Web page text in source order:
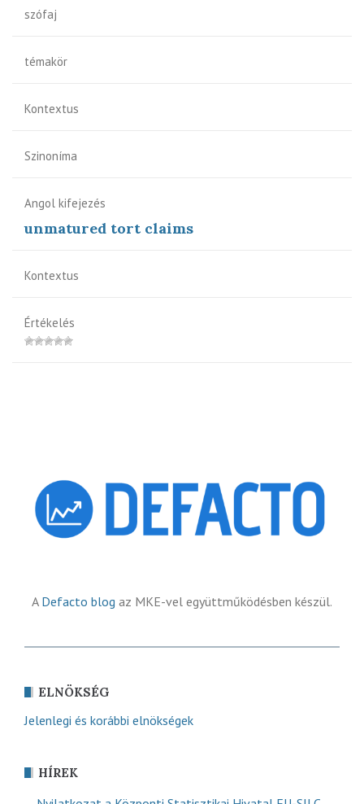
szófaj
témakör
Kontextus
Szinoníma
Angol kifejezés
unmatured tort claims
Kontextus
Értékelés
A Defacto blog az MKE-vel együttműködésben készül.
ELNÖKSÉG
Jelenlegi és korábbi elnökségek
HÍREK